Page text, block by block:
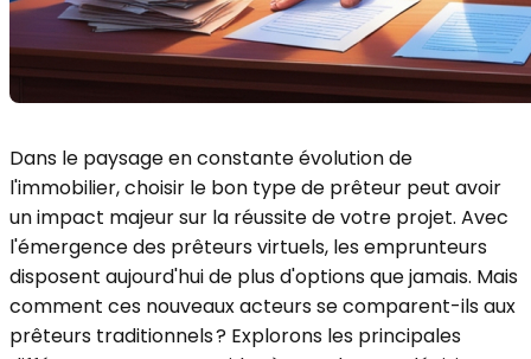
Dans le paysage en constante évolution de
l'immobilier, choisir le bon type de prêteur peut avoir
un impact majeur sur la réussite de votre projet. Avec
l'émergence des prêteurs virtuels, les emprunteurs
disposent aujourd'hui de plus d'options que jamais. Mais
comment ces nouveaux acteurs se comparent-ils aux
prêteurs traditionnels ? Explorons les principales